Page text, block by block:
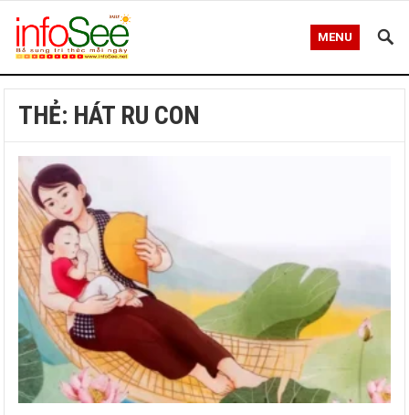
MENU
THẺ: HÁT RU CON